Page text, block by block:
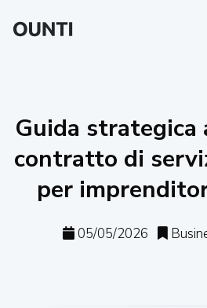
Guida strategica
contratto di
per
05/05/2026